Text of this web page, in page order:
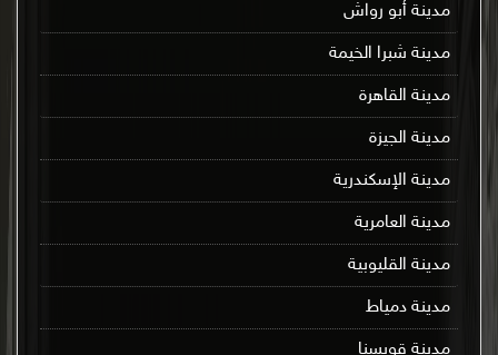
مدينة أبو رواش
مدينة شبرا الخيمة
مدينة القاهرة
مدينة الجيزة
مدينة الإسكندرية
مدينة العامرية
مدينة القليوبية
مدينة دمياط
مدينة قويسنا